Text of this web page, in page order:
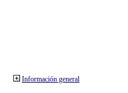
Información general